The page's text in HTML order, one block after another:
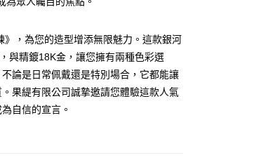
含以上)免運費
》，為您的造型增添無限魅力。這款銀河
與精鍍18K金，讓您擁有兩種色彩選
論是日常佩戴還是特別場合，它都能讓
果緹有限公司誠摯邀請您體驗這款人氣
自信的宣言。